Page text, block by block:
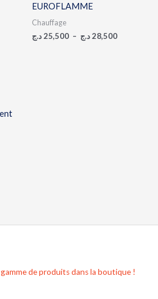
EUROFLAMME
Chauffage
25,500د.ج – 28,500د.ج
de produits dans la boutique !